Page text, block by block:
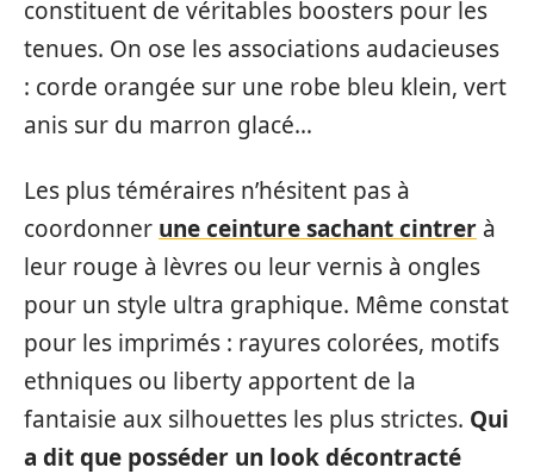
constituent de véritables boosters pour les
tenues. On ose les associations audacieuses
: corde orangée sur une robe bleu klein, vert
anis sur du marron glacé…
Les plus téméraires n’hésitent pas à
coordonner une ceinture sachant cintrer à
leur rouge à lèvres ou leur vernis à ongles
pour un style ultra graphique. Même constat
pour les imprimés : rayures colorées, motifs
ethniques ou liberty apportent de la
fantaisie aux silhouettes les plus strictes. Qui
a dit que posséder un look décontracté